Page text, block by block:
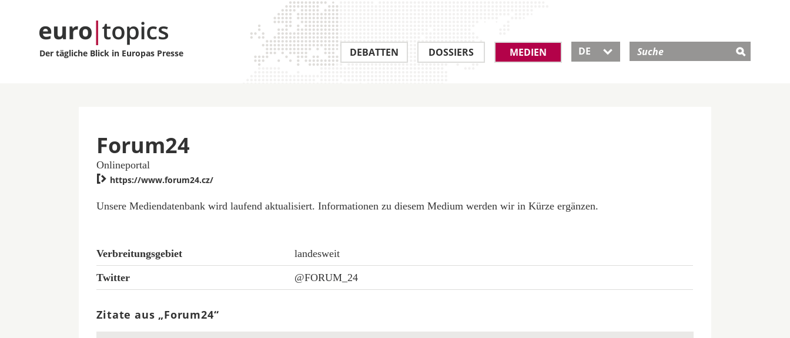
Der tägliche Blick in Europas Presse DEBATTEN DOSSIERS MEDIEN DE 
Forum24
Onlineportal
 https://www.forum24.cz/
Unsere Mediendatenbank wird laufend aktualisiert. Informationen zu diesem Medium werden wir in Kürze ergänzen.
Verbreitungsgebiet landesweit
Twitter @FORUM_24
Zitate aus „Forum24“